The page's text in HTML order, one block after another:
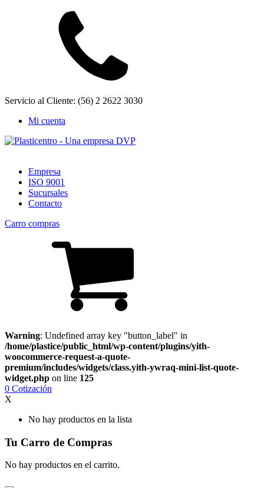
Servicio al Cliente: (56) 2 2622 3030
Mi cuenta
Empresa
ISO 9001
Sucursales
Contacto
Carro compras
Warning: Undefined array key "button_label" in
/home/plastice/public_html/wp-content/plugins/yith-
woocommerce-request-a-quote-
premium/includes/widgets/class.yith-ywraq-mini-list-quote-
widget.php on line 125
0 Cotización
X
No hay productos en la lista
Tu Carro de Compras
No hay productos en el carrito.